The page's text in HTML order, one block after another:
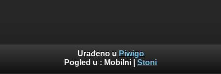
Urađeno u Piwigo
Pogled u : Mobilni Stoni